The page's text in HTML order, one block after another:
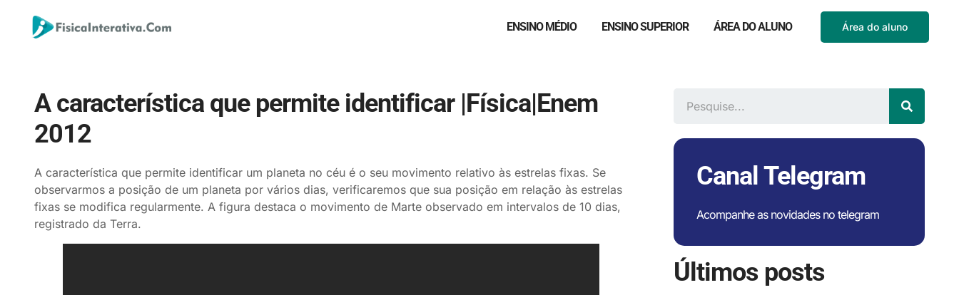
ENSINO MÉDIO ENSINO SUPERIOR ÁREA DO ALUNO Área do aluno
A característica que permite identificar |Física|Enem
2012
A característica que permite identificar um planeta no céu é o seu movimento relativo às estrelas fixas. Se
observarmos a posição de um planeta por vários dias, verificaremos que sua posição em relação às estrelas
fixas se modifica regularmente. A figura destaca o movimento de Marte observado em intervalos de 10 dias,
registrado da Terra.
Canal Telegram
Acompanhe as novidades no telegram
Últimos posts